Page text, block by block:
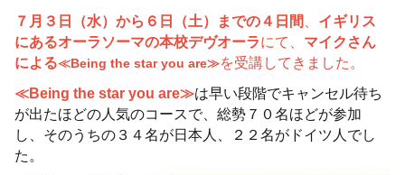
７月３日（水）から６日（土）までの４日間
イギリス
にあるオーラソーマの本校デヴオーラにて、 マイクさん
による≪Being the star you are≫を受講してきました。
≪Being the star you are≫は早い段階でキャンセル待ち
が出たほどの人気のコースで、総勢７０名ほどが参加
し、そのうちの３４名が日本人、２２名がドイツ人でし
た。